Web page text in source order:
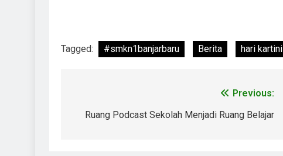
Tagged: #smkn1banjarbaru Berita hari kartini
Previous:
Ruang Podcast Sekolah Menjadi Ruang Belajar